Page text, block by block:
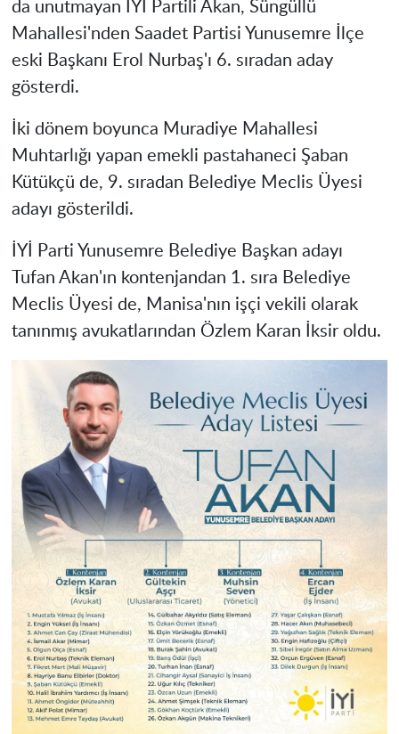
da unutmayan İYİ Partili Akan, Süngüllü
Mahallesi'nden Saadet Partisi Yunusemre İlçe
eski Başkanı Erol Nurbaş'ı 6. sıradan aday
gösterdi.
İki dönem boyunca Muradiye Mahallesi
Muhtarlığı yapan emekli pastahaneci Şaban
Kütükçü de, 9. sıradan Belediye Meclis Üyesi
adayı gösterildi.
İYİ Parti Yunusemre Belediye Başkan adayı
Tufan Akan'ın kontenjandan 1. sıra Belediye
Meclis Üyesi de, Manisa'nın işçi vekili olarak
tanınmış avukatlarından Özlem Karan İksir oldu.